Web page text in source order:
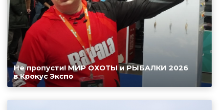
Не пропусти! МИР ОХОТЫ и РЫБАЛКИ 2026
в Крокус Экспо